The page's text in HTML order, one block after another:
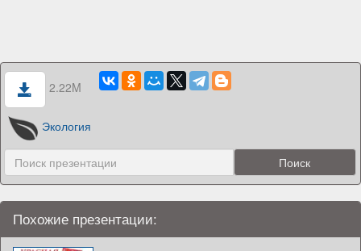
2.22M
Экология
Похожие презентации: